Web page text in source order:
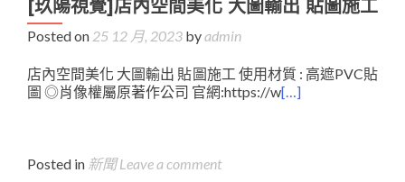
[玖陽視覺]店內空間美化 大圖輸出 貼圖施工
Posted on 25 12 月, 2023 byadmin
店內空間美化 大圖輸出 貼圖施工 使用材質 : 高遮PVC貼
圖 ◎肖像權屬原著作公司 官網:https://w[…]
Posted in 新聞 Leave a comment